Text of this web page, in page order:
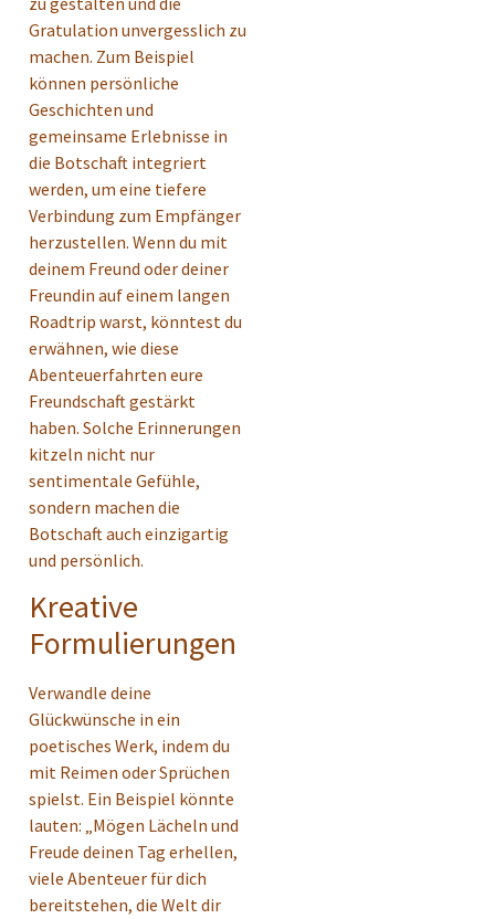
Gratulation unvergesslich zu
machen. Zum Beispiel
können persönliche
Geschichten und
gemeinsame Erlebnisse in
die Botschaft integriert
werden, um eine tiefere
Verbindung zum Empfänger
herzustellen. Wenn du mit
deinem Freund oder deiner
Freundin auf einem langen
Roadtrip warst, könntest du
erwähnen, wie diese
Abenteuerfahrten eure
Freundschaft gestärkt
haben. Solche Erinnerungen
kitzeln nicht nur
sentimentale Gefühle,
sondern machen die
Botschaft auch einzigartig
und persönlich.
Kreative
Formulierungen
Verwandle deine
Glückwünsche in ein
poetisches Werk, indem du
mit Reimen oder Sprüchen
spielst. Ein Beispiel könnte
lauten: „Mögen Lächeln und
Freude deinen Tag erhellen,
viele Abenteuer für dich
bereitstehen, die Welt dir